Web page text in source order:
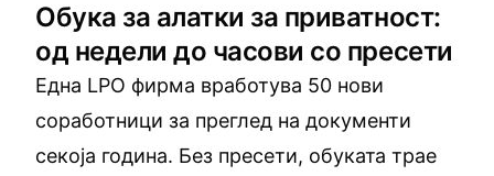
Обука за алатки за приватност:
од недели до часови со пресети
Една LPO фирма вработува 50 нови
соработници за преглед на документи
секоја година. Без пресети, обуката трае